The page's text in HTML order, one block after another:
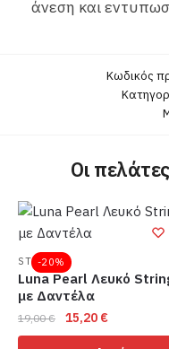
άνεση και
Κωδικός
Οι
-20%
STRING
Luna Pearl Λευκό
με Δαντέλα
19,00€
Original
price
15,20 €Η
τρέχουσα